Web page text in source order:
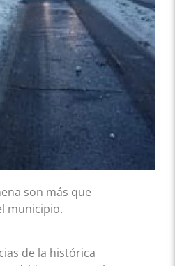
son más que
municipio.
de la histórica